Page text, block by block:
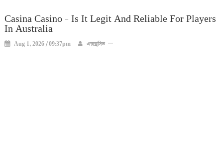
Casina Casino – Is It Legit And Reliable For Players
In Australia
Aug 1, 2026 / 09:37pm এক্সক্লুসিভ